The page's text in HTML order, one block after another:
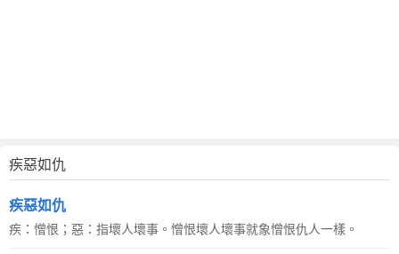
疾惡如仇
疾惡如仇
疾：憎恨；惡：指壞人壞事。憎恨壞人壞事就象憎恨仇人一樣。